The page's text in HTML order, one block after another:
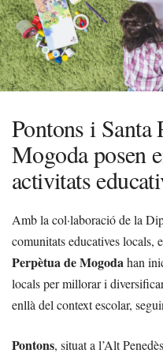
Pontons i Santa
Mogoda posen
activitats
Amb la col·laboració de la
comunitats educatives locals,
Perpètua de Mogodahan
locals per millorar i
enllà del context escolar,
Pontons, situat a l’Alt